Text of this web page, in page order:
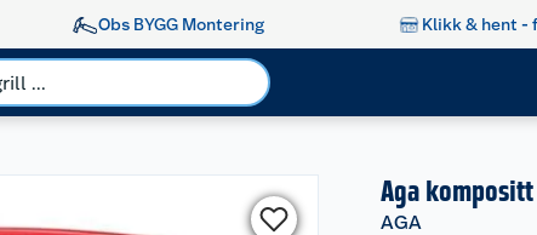
Obs BYGG Montering Klikk & hent -
Aga
AGA